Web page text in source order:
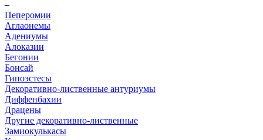
–
Пеперомии
Аглаонемы
Адениумы
Алоказии
Бегонии
Бонсай
Гипоэстесы
Декоративно-лиственные антуриумы
Диффенбахии
Драцены
Другие декоративно-лиственные
Замиокулькасы